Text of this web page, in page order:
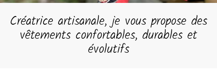
Créatrice artisanale, je vous propose des
vêtements confortables, durables et
évolutifs